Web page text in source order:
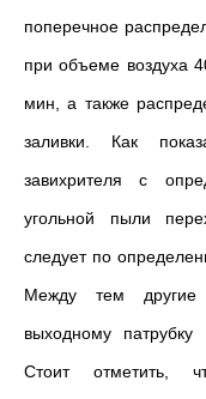
поперечное
при объеме воздуха
мин, а также
заливки. Как
завихрителя с
угольной пыли
следует по
Между тем другие
выходному патрубку
Стоит отметить,